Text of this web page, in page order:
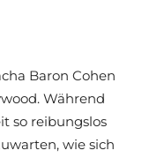
Baron Cohen
Während
so reibungslos
wie sich